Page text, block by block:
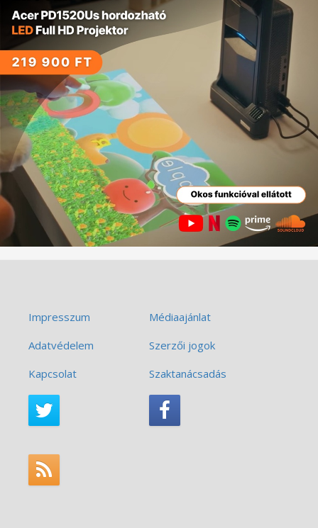
Impresszum
Médiaajánlat
Adatvédelem
Szerzői jogok
Kapcsolat
Szaktanácsadás